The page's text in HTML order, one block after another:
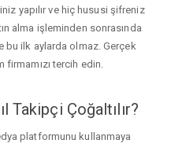
yapılır ve hiç hususi şifreniz
alma işleminden sonrasında
bu ilk aylarda olmaz. Gerçek
tercih edin.
Takipçi Çoğaltılır?
platformunu kullanmaya